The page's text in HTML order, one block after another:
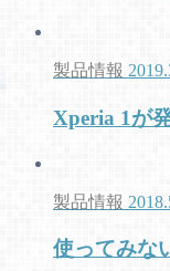
製品情報
Xperia 1が
製品情報
使ってみな